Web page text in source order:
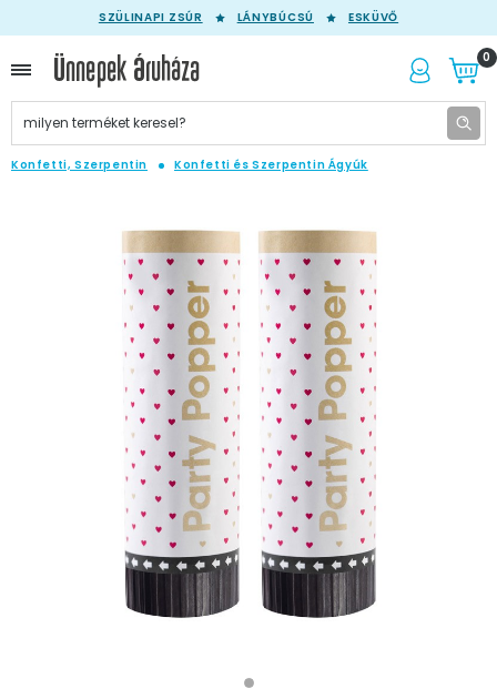
SZÜLINAPI ZSÚR LÁNYBÚCSÚ ESKÜVŐ
0
Konfetti, Szerpentin Konfetti és Szerpentin Ágyúk